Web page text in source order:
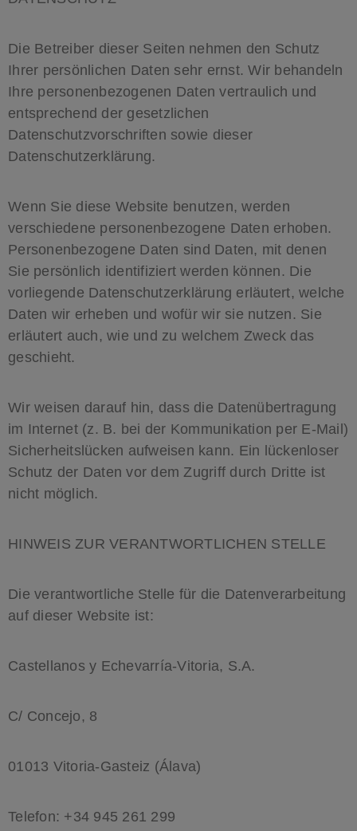
Die Betreiber dieser Seiten nehmen den Schutz
Ihrer persönlichen Daten sehr ernst. Wir behandeln
Ihre personenbezogenen Daten vertraulich und
entsprechend der gesetzlichen
Datenschutzvorschriften sowie dieser
Datenschutzerklärung.
Wenn Sie diese Website benutzen, werden
verschiedene personenbezogene Daten erhoben.
Personenbezogene Daten sind Daten, mit denen
Sie persönlich identifiziert werden können. Die
vorliegende Datenschutzerklärung erläutert, welche
Daten wir erheben und wofür wir sie nutzen. Sie
erläutert auch, wie und zu welchem Zweck das
geschieht.
Wir weisen darauf hin, dass die Datenübertragung
im Internet (z. B. bei der Kommunikation per E-Mail)
Sicherheitslücken aufweisen kann. Ein lückenloser
Schutz der Daten vor dem Zugriff durch Dritte ist
nicht möglich.
HINWEIS ZUR VERANTWORTLICHEN STELLE
Die verantwortliche Stelle für die Datenverarbeitung
auf dieser Website ist:
Castellanos y Echevarría-Vitoria, S.A.
C/ Concejo, 8
01013 Vitoria-Gasteiz (Álava)
Telefon: +34 945 261 299